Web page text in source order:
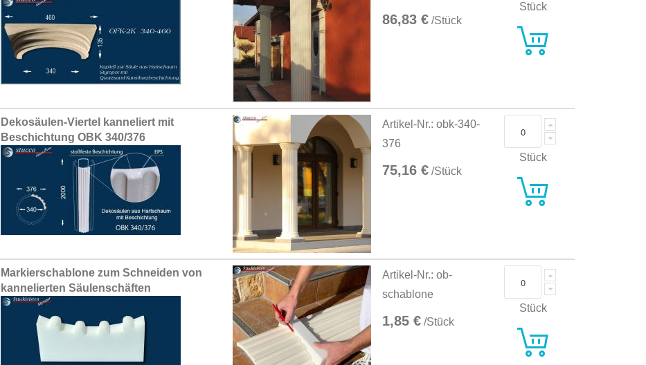
86,83 € /Stück
Stück
Dekosäulen-Viertel kanneliert mit
Beschichtung OBK 340/376
Artikel-Nr.: obk-340-
376
75,16 € /Stück
Stück
Markierschablone zum Schneiden von
kannelierten Säulenschäften
Artikel-Nr.: ob-
schablone
1,85 € /Stück
Stück